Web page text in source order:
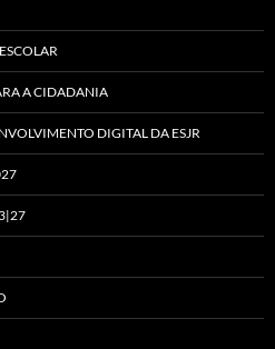
A CIDADANIA
DIGITAL DA ESJR